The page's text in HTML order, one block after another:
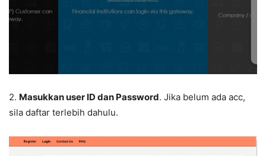
2. Masukkan user ID dan Password. Jika belum ada acc,
sila daftar terlebih dahulu.